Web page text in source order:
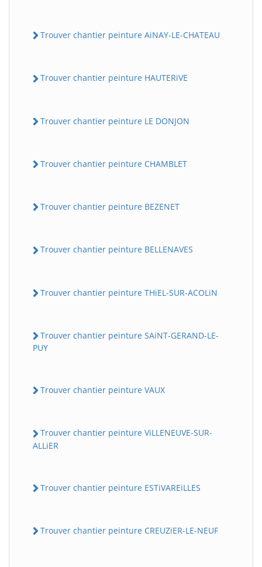
Trouver chantier peinture AiNAY-LE-CHATEAU
Trouver chantier peinture HAUTERiVE
Trouver chantier peinture LE DONJON
Trouver chantier peinture CHAMBLET
Trouver chantier peinture BEZENET
Trouver chantier peinture BELLENAVES
Trouver chantier peinture THiEL-SUR-ACOLiN
Trouver chantier peinture SAiNT-GERAND-LE-
PUY
Trouver chantier peinture VAUX
Trouver chantier peinture ViLLENEUVE-SUR-
ALLiER
Trouver chantier peinture ESTiVAREiLLES
Trouver chantier peinture CREUZiER-LE-NEUF